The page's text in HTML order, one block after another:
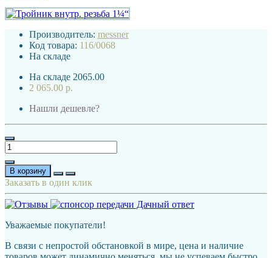
Производитель: messner
Код товара: 116/0068
На складе
На складе 2065.00
2 065.00 р.
Нашли дешевле?
В корзину
Заказать в один клик
Уважаемые покупатели!
В связи с непростой обстановкой в мире, цена и наличие